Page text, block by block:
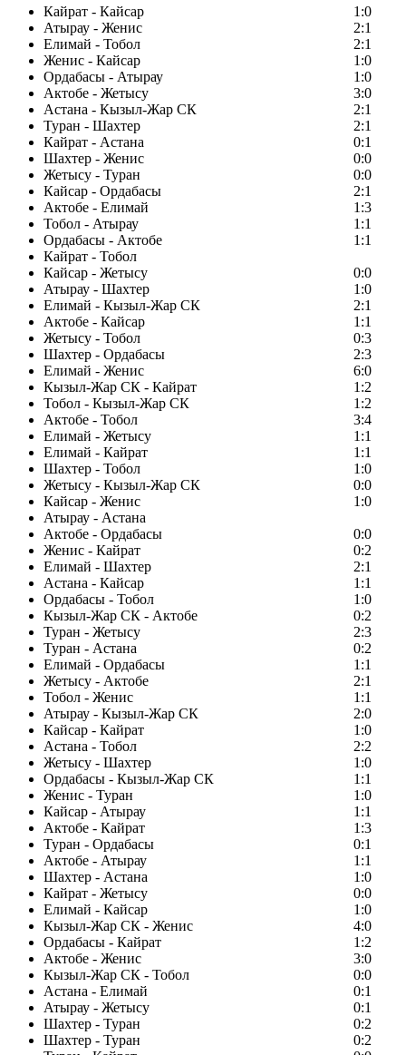
Кайрат - Кайсар
1:0
Атырау - Женис
2:1
Елимай - Тобол
2:1
Женис - Кайсар
1:0
Ордабасы - Атырау
1:0
Актобе - Жетысу
3:0
Астана - Кызыл-Жар СК
2:1
Туран - Шахтер
2:1
Кайрат - Астана
0:1
Шахтер - Женис
0:0
Жетысу - Туран
0:0
Кайсар - Ордабасы
2:1
Актобе - Елимай
1:3
Тобол - Атырау
1:1
Ордабасы - Актобе
1:1
Кайрат - Тобол
Кайсар - Жетысу
0:0
Атырау - Шахтер
1:0
Елимай - Кызыл-Жар СК
2:1
Актобе - Кайсар
1:1
Жетысу - Тобол
0:3
Шахтер - Ордабасы
2:3
Елимай - Женис
6:0
Кызыл-Жар СК - Кайрат
1:2
Тобол - Кызыл-Жар СК
1:2
Актобе - Тобол
3:4
Елимай - Жетысу
1:1
Елимай - Кайрат
1:1
Шахтер - Тобол
1:0
Жетысу - Кызыл-Жар СК
0:0
Кайсар - Женис
1:0
Атырау - Астана
Актобе - Ордабасы
0:0
Женис - Кайрат
0:2
Елимай - Шахтер
2:1
Астана - Кайсар
1:1
Ордабасы - Тобол
1:0
Кызыл-Жар СК - Актобе
0:2
Туран - Жетысу
2:3
Туран - Астана
0:2
Елимай - Ордабасы
1:1
Жетысу - Актобе
2:1
Тобол - Женис
1:1
Атырау - Кызыл-Жар СК
2:0
Кайсар - Кайрат
1:0
Астана - Тобол
2:2
Жетысу - Шахтер
1:0
Ордабасы - Кызыл-Жар СК
1:1
Женис - Туран
1:0
Кайсар - Атырау
1:1
Актобе - Кайрат
1:3
Туран - Ордабасы
0:1
Актобе - Атырау
1:1
Шахтер - Астана
1:0
Кайрат - Жетысу
0:0
Елимай - Кайсар
1:0
Кызыл-Жар СК - Женис
4:0
Ордабасы - Кайрат
1:2
Актобе - Женис
3:0
Кызыл-Жар СК - Тобол
0:0
Астана - Елимай
0:1
Атырау - Жетысу
0:1
Шахтер - Туран
0:2
Шахтер - Туран
0:2